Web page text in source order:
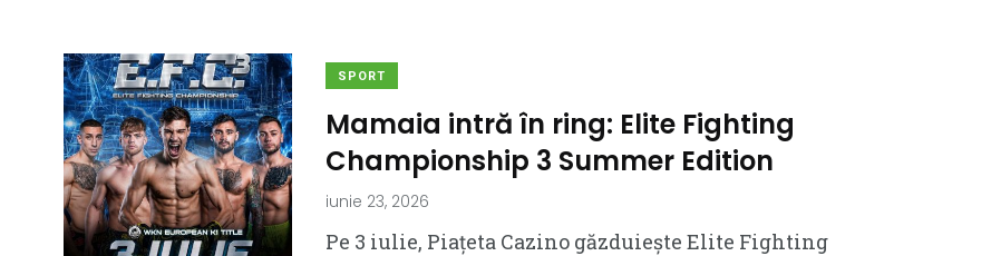
SPORT
Mamaia intră în ring: Elite Fighting
Championship 3 Summer Edition
iunie 23, 2026
Pe 3 iulie, Piațeta Cazino găzduiește Elite Fighting